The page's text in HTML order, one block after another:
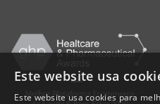
Este website usa
Este website usa cookies para